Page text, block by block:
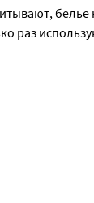
белье
раз